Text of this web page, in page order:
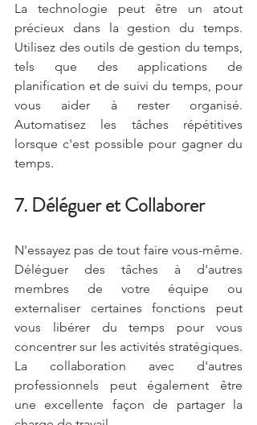
La technologie peut être un atout
précieux dans la gestion du temps.
Utilisez des outils de gestion du temps,
tels que des applications de
planification et de suivi du temps, pour
vous aider à rester organisé.
Automatisez les tâches répétitives
lorsque c'est possible pour gagner du
temps.
7. Déléguer et Collaborer
N'essayez pas de tout faire vous-même.
Déléguer des tâches à d'autres
membres de votre équipe ou
externaliser certaines fonctions peut
vous libérer du temps pour vous
concentrer sur les activités stratégiques.
La collaboration avec d'autres
professionnels peut également être
une excellente façon de partager la